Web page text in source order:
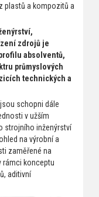
plastů a kompozitů a
zdrojů je
absolventů,
průmyslových
technických a
schopni dále
v užším
strojního inženýrství
na výrobní a
zaměřené na
rámci konceptu
aditivní